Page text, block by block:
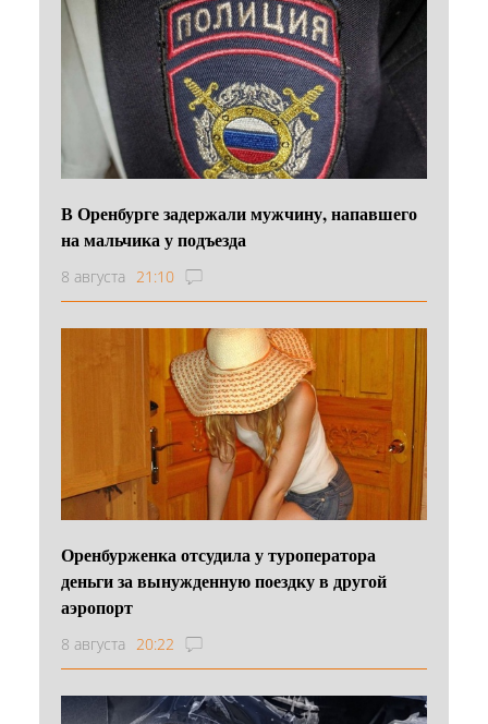
В Оренбурге задержали мужчину, напавшего
на мальчика у подъезда
8 августа 21:10
Оренбурженка отсудила у туроператора
деньги за вынужденную поездку в другой
аэропорт
8 августа 20:22